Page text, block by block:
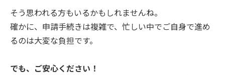
そう思われる方もいるかもしれませんね。
確かに、申請手続きは複雑で、忙しい中でご自身で進め
るのは大変な負担です。
でも、ご安心ください！